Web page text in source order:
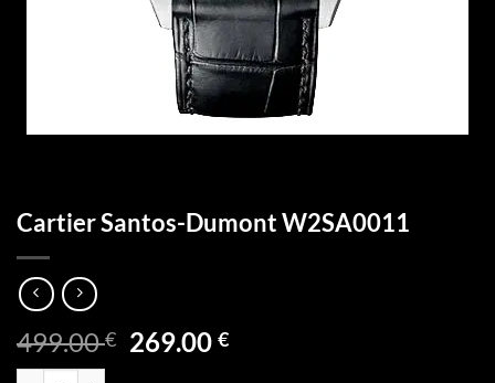
Cartier Santos-Dumont W2SA0011
499.00€ Ursprünglicher
269.00€Aktueller